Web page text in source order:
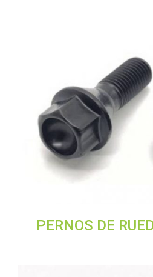
PERNOS DE